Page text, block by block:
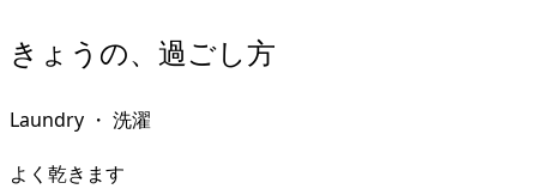
きょうの、過ごし方
Laundry ・ 洗濯
よく乾きます